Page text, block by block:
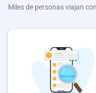
Miles de personas viajan